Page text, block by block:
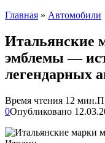
Главная » Автомобили
Итальянские
эмблемы —
легендарных
Время чтения 12 мин.
0Опубликовано